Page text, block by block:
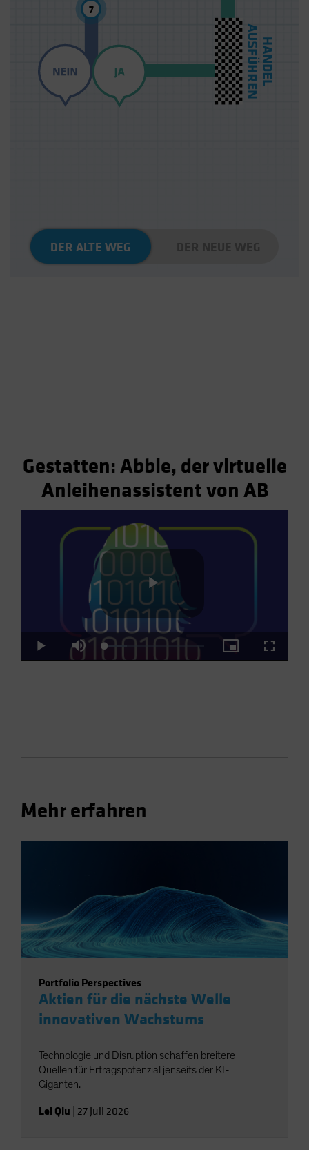
Gestatten: Abbie, der virtuelle
Anleihenassistent von AB
Play
Play Mute Loaded
22.22%
Picture-
in-
Mehr erfahren
Portfolio Perspectives
Aktien für die nächste Welle
innovativen Wachstums
Technologie und Disruption schaffen breitere
Quellen für Ertragspotenzial jenseits der KI-
Giganten.
Lei Qiu 27 Juli 2026